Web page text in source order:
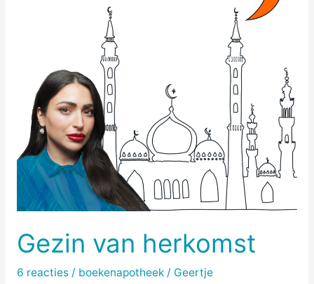
Gezin van herkomst
6 reacties / boekenapotheek/ Geertje